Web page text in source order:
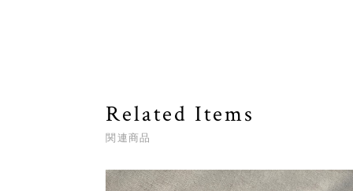
Related Items
関連商品